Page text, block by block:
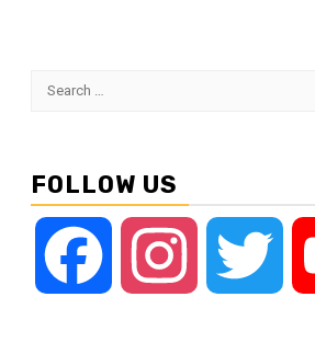
Search
FOLLOW US
Facebook Instagram